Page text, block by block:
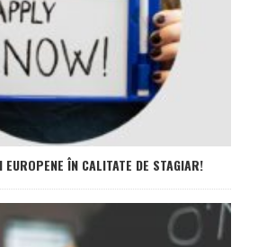
ÎN CALITATE DE STAGIAR!